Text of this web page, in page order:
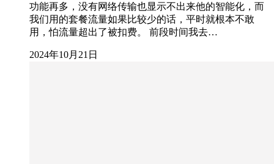
功能再多，没有网络传输也显示不出来他的智能化，而
我们用的套餐流量如果比较少的话，平时就根本不敢
用，怕流量超出了被扣费。 前段时间我去…
2024年10月21日